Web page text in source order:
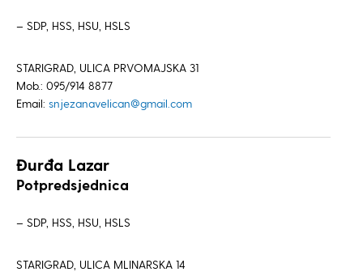
– SDP, HSS, HSU, HSLS
STARIGRAD, ULICA PRVOMAJSKA 31
Mob.: 095/914 8877
Email: snjezanavelican@gmail.com
Đurđa Lazar
Potpredsjednica
– SDP, HSS, HSU, HSLS
STARIGRAD, ULICA MLINARSKA 14